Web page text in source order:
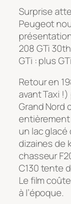
Surprise
Peugeot
208 GTi
GTi : plus
Retour en
avant Taxi
Grand Nord
un lac glacé
dizaines de
chasseur
C130 tente
Le film
à l’époque.